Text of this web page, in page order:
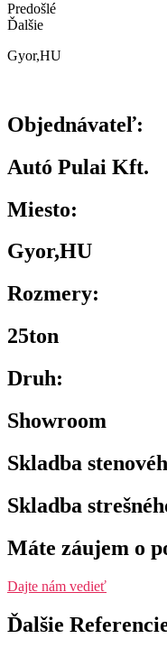
Predošlé
Ďalšie
Gyor,HU
Objednávateľ:
Autó Pulai Kft.
Miesto:
Gyor,HU
Rozmery:
25ton
Druh:
Showroom
Skladba
Skladba
Máte záujem o
Dajte nám vedieť
Ďalšie